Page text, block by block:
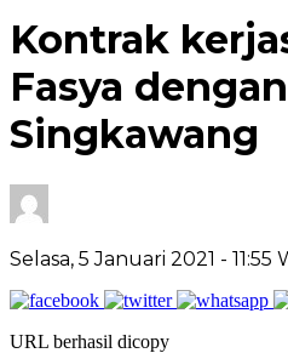
Kontrak
Fasya
Singkawang
Selasa, 5 Januari 2021 - 11:55
URL berhasil dicopy